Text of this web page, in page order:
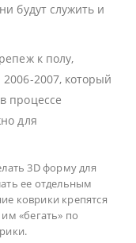
будут служить и
к полу,
2007, который
процессе
для
3D форму для
ее отдельным
коврики крепятся
«бегать» по